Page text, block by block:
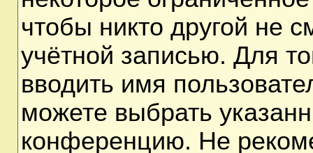
чтобы никто другой не
учётной записью. Для
вводить имя
можете выбрать
конференцию. Не